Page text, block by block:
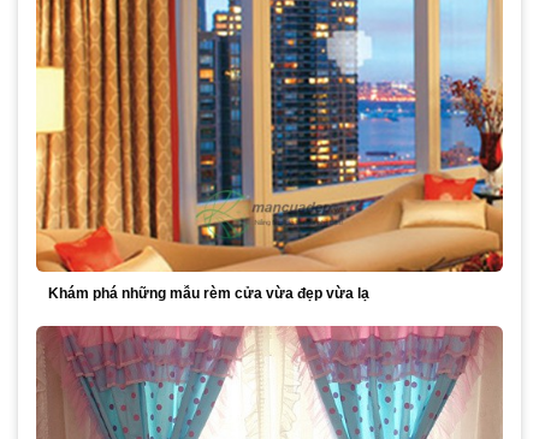
Khám phá những mẫu rèm cửa vừa đẹp vừa lạ